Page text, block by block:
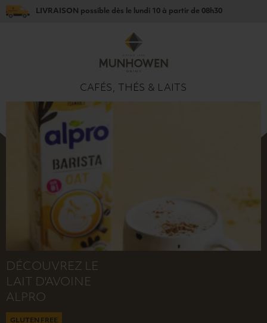
LIVRAISON possible dès le lundi 10 à partir de 08h30
CAFÉS, THÉS & LAITS
DÉCOUVREZ LE
LAIT D'AVOINE
ALPRO
GLUTEN FREE